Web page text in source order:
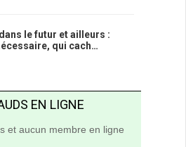
le futur et ailleurs :
qui cach…
EN LIGNE
et aucun membre en ligne